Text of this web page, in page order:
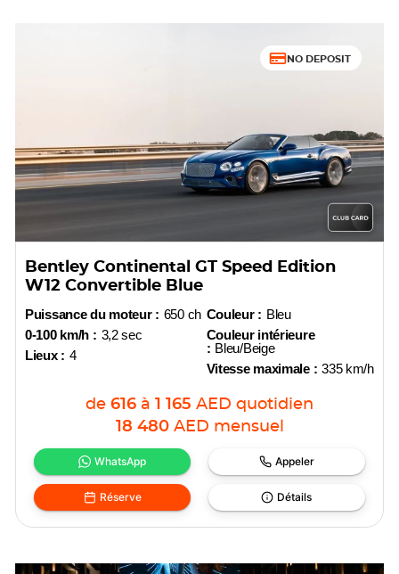
NO DEPOSIT
Bentley Continental GT Speed Edition
W12 Convertible Blue
Puissance du moteur : 650 ch
0-100 km/h : 3,2 sec
Lieux : 4
Couleur : Bleu
Couleur intérieure
: Bleu/Beige
Vitesse maximale : 335 km/h
de 616 à 1 165 AED quotidien
18 480 AED mensuel
WhatsApp Appeler
Réserve Détails